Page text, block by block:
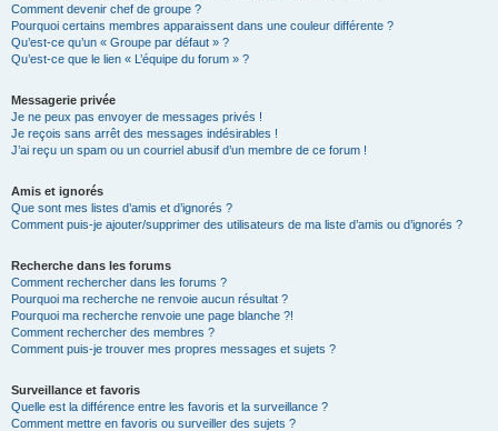
Comment devenir chef de groupe ?
Pourquoi certains membres apparaissent dans une couleur différente ?
Qu’est-ce qu’un « Groupe par défaut » ?
Qu’est-ce que le lien « L’équipe du forum » ?
Messagerie privée
Je ne peux pas envoyer de messages privés !
Je reçois sans arrêt des messages indésirables !
J’ai reçu un spam ou un courriel abusif d’un membre de ce forum !
Amis et ignorés
Que sont mes listes d’amis et d’ignorés ?
Comment puis-je ajouter/supprimer des utilisateurs de ma liste d’amis ou d’ignorés ?
Recherche dans les forums
Comment rechercher dans les forums ?
Pourquoi ma recherche ne renvoie aucun résultat ?
Pourquoi ma recherche renvoie une page blanche ?!
Comment rechercher des membres ?
Comment puis-je trouver mes propres messages et sujets ?
Surveillance et favoris
Quelle est la différence entre les favoris et la surveillance ?
Comment mettre en favoris ou surveiller des sujets ?